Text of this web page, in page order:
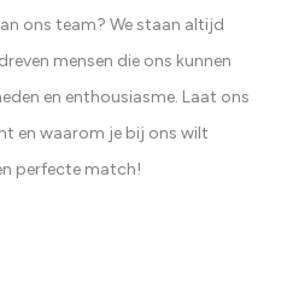
ons team? We staan altijd
mensen die ons kunnen
en enthousiasme. Laat ons
en waarom je bij ons wilt
perfecte match!